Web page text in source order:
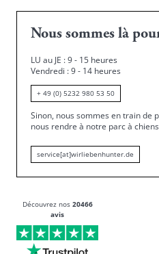
Nous sommes là
LU au JE : 9 - 15 heures
Vendredi : 9 - 14 heures
+ 49 (0) 5232 980 53 50
Sinon, nous sommes en train de
nous rendre à notre parc à
service[at]wirliebenhunter.de
Découvrez nos 20466
avis